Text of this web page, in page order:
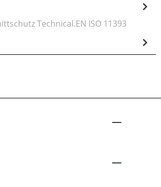
Technical.EN ISO 11393